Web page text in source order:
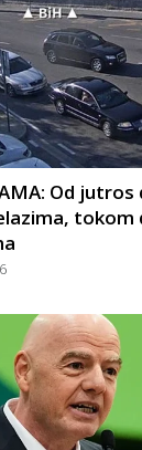
Od
tokom